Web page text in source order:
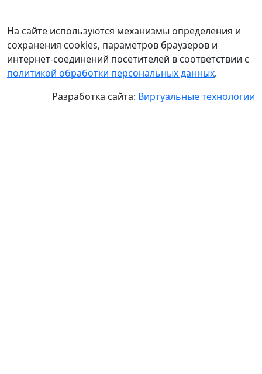
На сайте используются механизмы определения и
сохранения cookies, параметров браузеров и
интернет-соединений посетителей в соответствии с
политикой обработки персональных данных.
Разработка сайта: Виртуальные технологии